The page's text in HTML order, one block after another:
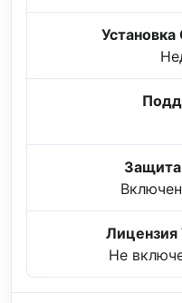
Установка
Защита
Не